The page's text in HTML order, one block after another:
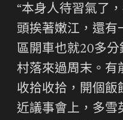
“本身人待習氣了
頭挨著嫩江，還有
區開車也就20多
村落來過周末。有
收拾收拾，開個飯
近議事會上，多雪